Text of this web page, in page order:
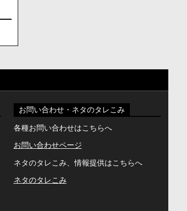
お問い合わせ・ネタのタレこみ
各種お問い合わせはこちらへ
お問い合わせページ
ネタのタレこみ、情報提供はこちらへ
ネタのタレこみ